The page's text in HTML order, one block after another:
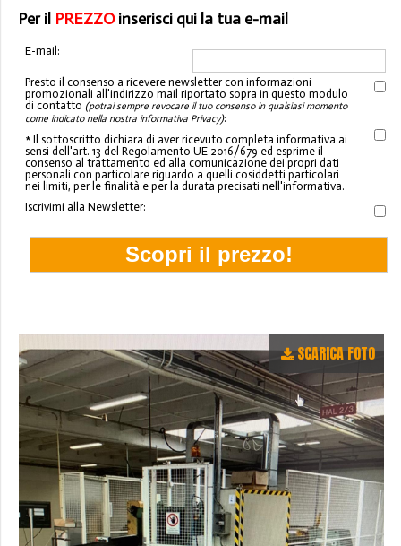
Per il PREZZOinserisci qui la tua e-mail
E-mail:
Presto il consenso a ricevere newsletter con informazioni
promozionali all'indirizzo mail riportato sopra in questo modulo
di contatto (potrai sempre revocare il tuo consenso in qualsiasi momento
come indicato nella nostra informativa Privacy):
* Il sottoscritto dichiara di aver ricevuto completa informativa ai
sensi dell'art. 13 del Regolamento UE 2016/679 ed esprime il
consenso al trattamento ed alla comunicazione dei propri dati
personali con particolare riguardo a quelli cosiddetti particolari
nei limiti, per le finalità e per la durata precisati nell'informativa.
Iscrivimi alla Newsletter:
SCARICA FOTO